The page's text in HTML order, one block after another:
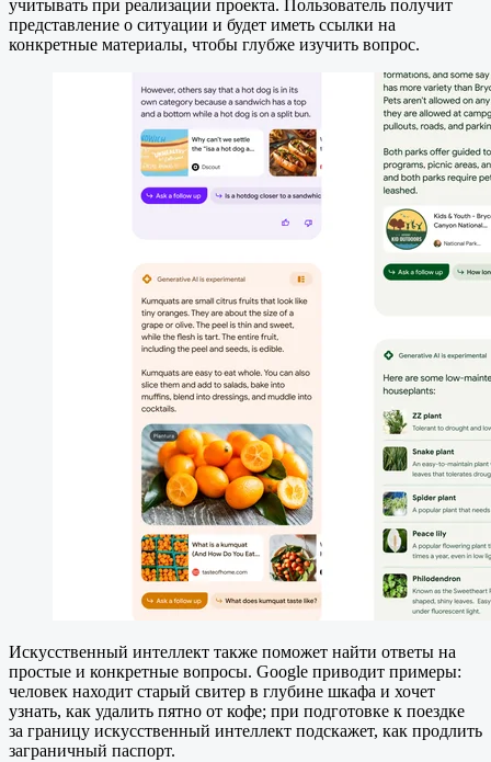
учитывать при реализации проекта. Пользователь получит
представление о ситуации и будет иметь ссылки на
конкретные материалы, чтобы глубже изучить вопрос.
Искусственный интеллект также поможет найти ответы на
простые и конкретные вопросы. Google приводит примеры:
человек находит старый свитер в глубине шкафа и хочет
узнать, как удалить пятно от кофе; при подготовке к поездке
за границу искусственный интеллект подскажет, как продлить
заграничный паспорт.